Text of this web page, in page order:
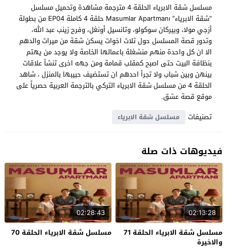
مسلسل شقة الابرياء الحلقة 4 مترجمة مشاهدة وتحميل مسلسل
“شقة الابرياء” Masumlar Apartmanı حلقة 4 كاملة EP04 من بطولة
أزجي مولا، وبيركان سوكولو، وتانسيل أونغل، وفرح زينب عبد الله،
وتدور قصة المسلسل حول ثلاث اخوات يسكن شقة من ميراث والدهم
الا ان كل واحدة منهم منشغلة باعمالها الخاصة ولا يوجد من يهتم
بنظافة البيت حتى اصبح كمقلب قمامة ومن جهه اخرى تنشأ علاقات
بينهن وبين شباب ولا تجرأ احدهم ان تستضيف حبيبها بالمنزل ، شاهد
الحلقة 4 من مسلسل شقة الابرياء التركي بالترجمة العربية حصرياً على
موقع قصة عشق.
تصنيفات
مسلسل شقة الابرياء
فيديوهات ذات صلة
02:13:28
مسلسل شقة الابرياء الحلقة 71
والاخيرة
02:28:43
مسلسل شقة الابرياء الحلقة 70